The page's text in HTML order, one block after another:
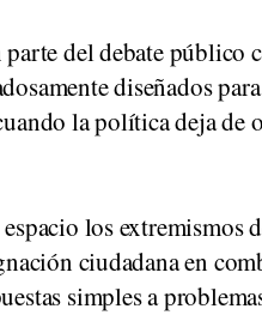
del debate
diseñados
la política deja de
los
ciudadana en
simples a